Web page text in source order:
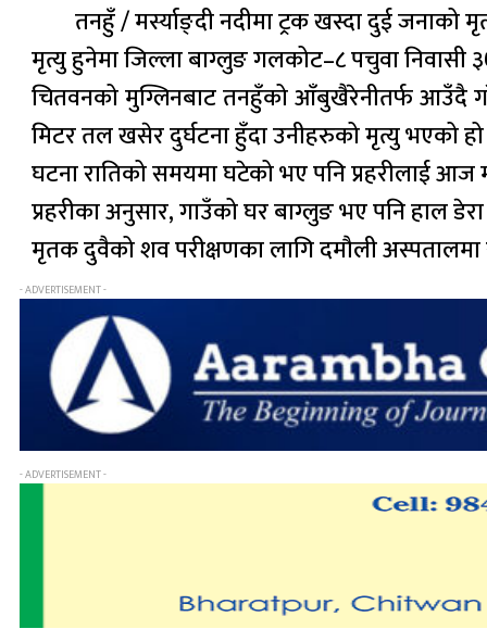
तनहुँ / मर्स्याङ्दी नदीमा ट्रक खस्दा दुई जनाको
मृत्यु हुनेमा जिल्ला बाग्लुङ गलकोट–८ पचुवा निवासी
चितवनको मुग्लिनबाट तनहुँको आँबुखैरेनीतर्फ आउँदै
मिटर तल खसेर दुर्घटना हुँदा उनीहरुको मृत्यु भएको
घटना रातिको समयमा घटेको भए पनि प्रहरीलाई आज
प्रहरीका अनुसार, गाउँको घर बाग्लुङ भए पनि हाल
मृतक दुवैको शव परीक्षणका लागि दमौली
- ADVERTISEMENT -
- ADVERTISEMENT -